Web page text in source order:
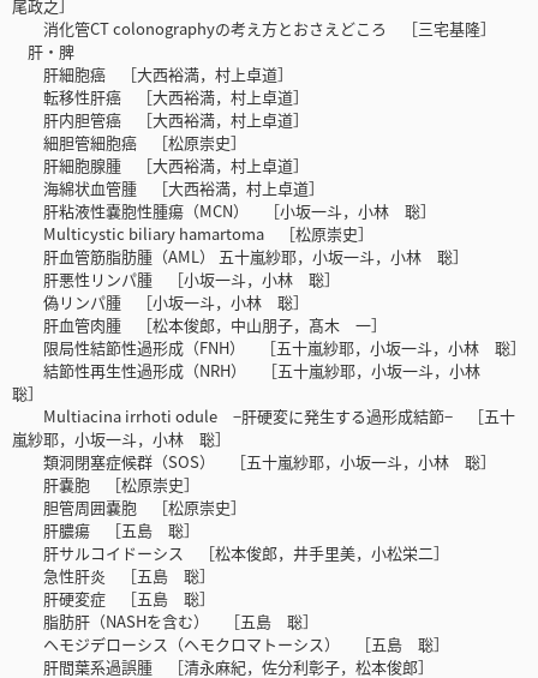
尾政之］
消化管CT colonographyの考え方とおさえどころ ［三宅基隆］
肝・脾
肝細胞癌 ［大西裕満，村上卓道］
転移性肝癌 ［大西裕満，村上卓道］
肝内胆管癌 ［大西裕満，村上卓道］
細胆管細胞癌 ［松原崇史］
肝細胞腺腫 ［大西裕満，村上卓道］
海綿状血管腫 ［大西裕満，村上卓道］
肝粘液性嚢胞性腫瘍（MCN） ［小坂一斗，小林 聡］
Multicystic biliary hamartoma ［松原崇史］
肝血管筋脂肪腫（AML） 五十嵐紗耶，小坂一斗，小林 聡］
肝悪性リンパ腫 ［小坂一斗，小林 聡］
偽リンパ腫 ［小坂一斗，小林 聡］
肝血管肉腫 ［松本俊郎，中山朋子，髙木 一］
限局性結節性過形成（FNH） ［五十嵐紗耶，小坂一斗，小林 聡］
結節性再生性過形成（NRH） ［五十嵐紗耶，小坂一斗，小林
聡］
Multiacina irrhoti odule −肝硬変に発生する過形成結節− ［五十
嵐紗耶，小坂一斗，小林 聡］
類洞閉塞症候群（SOS） ［五十嵐紗耶，小坂一斗，小林 聡］
肝嚢胞 ［松原崇史］
胆管周囲嚢胞 ［松原崇史］
肝膿瘍 ［五島 聡］
肝サルコイドーシス ［松本俊郎，井手里美，小松栄二］
急性肝炎 ［五島 聡］
肝硬変症 ［五島 聡］
脂肪肝（NASHを含む） ［五島 聡］
ヘモジデローシス（ヘモクロマトーシス） ［五島 聡］
肝間葉系過誤腫 ［清永麻紀，佐分利彰子，松本俊郎］